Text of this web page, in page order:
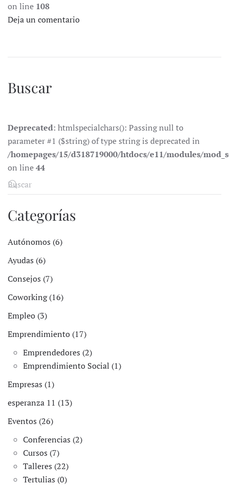
on line 108
Deja un comentario
Buscar
Deprecated: htmlspecialchars(): Passing null to
parameter #1 ($string) of type string is deprecated in
/homepages/15/d318719000/htdocs/e11/modules/
on line44
Categorías
Autónomos (6)
Ayudas (6)
Consejos (7)
Coworking (16)
Empleo (3)
Emprendimiento (17)
Emprendedores (2)
Emprendimiento Social (1)
Empresas (1)
esperanza 11 (13)
Eventos (26)
Conferencias (2)
Cursos (7)
Talleres (22)
Tertulias (0)